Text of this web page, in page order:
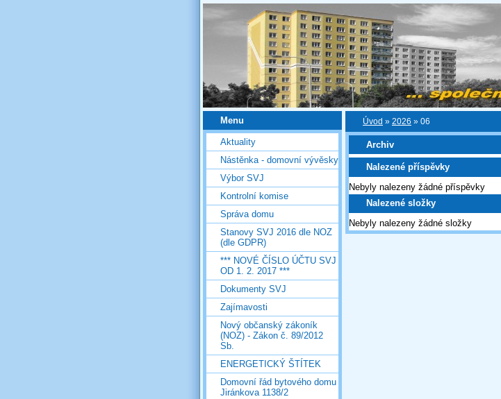
Menu
Aktuality
Nástěnka - domovní vývěsky
Výbor SVJ
Kontrolní komise
Správa domu
Stanovy SVJ 2016 dle NOZ
(dle GDPR)
*** NOVÉ ČÍSLO ÚČTU SVJ
OD 1. 2. 2017 ***
Dokumenty SVJ
Zajímavosti
Nový občanský zákoník
(NOZ) - Zákon č. 89/2012
Sb.
ENERGETICKÝ ŠTÍTEK
Domovní řád bytového domu
Jiránkova 1138/2
Úvod » 2026 » 06
Archiv
Nalezené příspěvky
Nebyly nalezeny žádné příspěvky
Nalezené složky
Nebyly nalezeny žádné složky